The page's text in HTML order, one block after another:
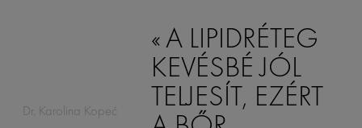
A LIPIDRÉTEG
KEVÉSBÉ JÓL
TELJESÍT, EZÉRT
Dr. Karolina Kopeć